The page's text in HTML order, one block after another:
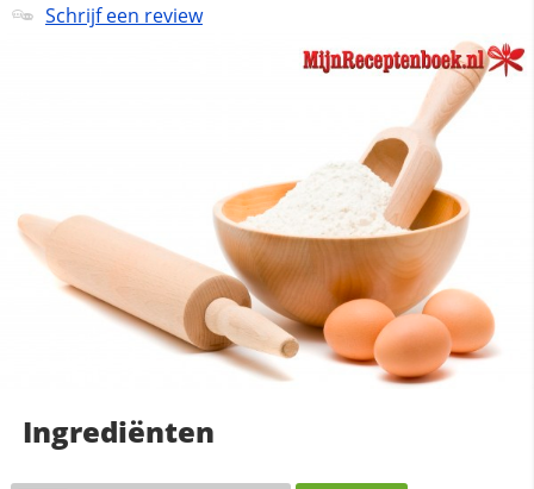
Schrijf een review
Ingrediënten